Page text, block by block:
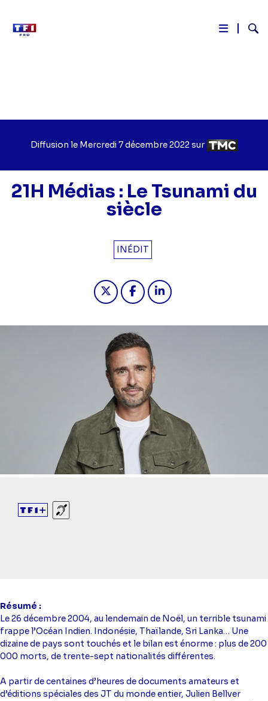
Diffusion le Jour
diffusion
Mercredi 7 décembre 2022sur Chaîne
diffusion
21H Médias : Le Tsunami du
siècle
INÉDIT
Partager "2022-12-07 22:05 - 21H
Partager "2022-12-07 22:05
Sourds et malentendants
Résumé
Le 26 décembre 2004, au lendemain de Noël, un terrible tsunami
frappe l’Océan Indien. Indonésie, Thaïlande, Sri Lanka… Une
dizaine de pays sont touchés et le bilan est énorme : plus de 200
000 morts, de trente-sept nationalités différentes.
A partir de centaines d’heures de documents amateurs et
d’éditions spéciales des JT du monde entier, Julien Bellver